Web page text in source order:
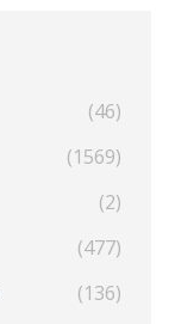
(46)
(1569)
(2)
(477)
(136)